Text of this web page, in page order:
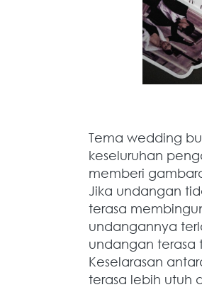
Tema wedding
keseluruhan
memberi
Jika undangan
terasa
undangannya
undangan terasa
Keselarasan
terasa lebih utuh